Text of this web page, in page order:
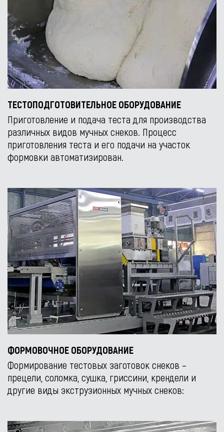
ТЕСТОПОДГОТОВИТЕЛЬНОЕ ОБОРУДОВАНИЕ
Приготовление и подача теста для производства
различных видов мучных снеков. Процесс
приготовления теста и его подачи на участок
формовки автоматизирован.
ФОРМОВОЧНОЕ ОБОРУДОВАНИЕ
Формирование тестовых заготовок снеков –
прецели, соломка, сушка, гриссини, крендели и
другие виды экструзионных мучных снеков: